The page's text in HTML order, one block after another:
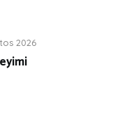
2026